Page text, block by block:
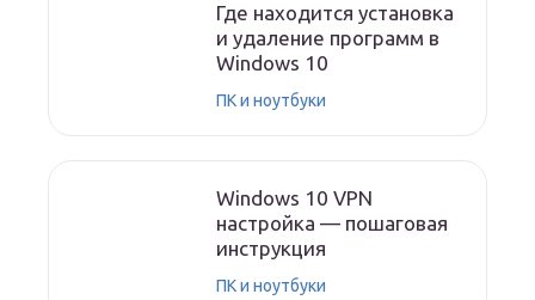
Где находится установка
и удаление программ в
Windows 10
ПК и ноутбуки
Windows 10 VPN
настройка — пошаговая
инструкция
ПК и ноутбуки